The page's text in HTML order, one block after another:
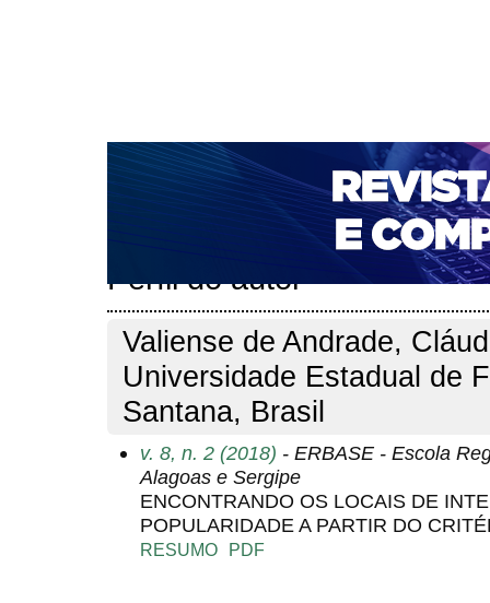
CAPA SOBRE ACESSO CADASTRO
NOTÍCIAS
PORTAL DE REVISTAS DA UNIFACS
PARA AVALIADORES
NOVA SUBMISSÃO
Perfil do autor
Valiense de Andrade,
Universidade Estadual de
Santana, Brasil
v. 8, n. 2 (2018) - ERBASE - Escola
Alagoas e Sergipe
ENCONTRANDO OS LOCAIS DE
POPULARIDADE A PARTIR DO
RESUMO PDF